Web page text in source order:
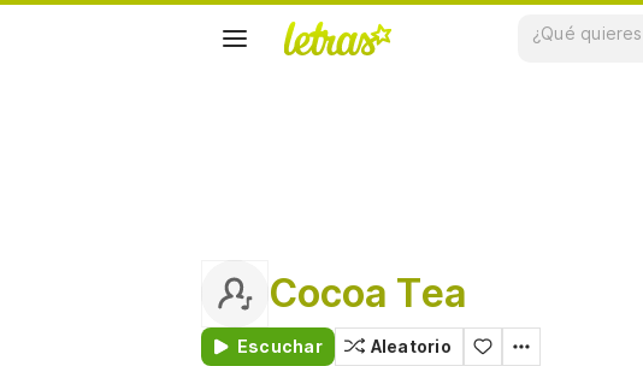
Cocoa Tea
Escuchar Aleatorio